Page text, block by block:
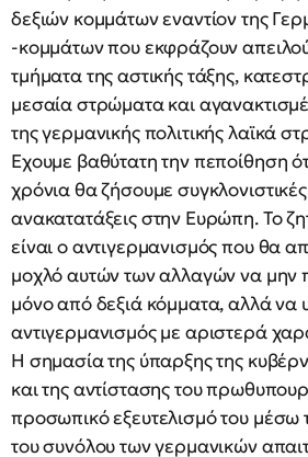
δεξιών κομμάτων εναντίον της
-κομμάτων που εκφράζουν
τμήματα της αστικής τάξης,
μεσαία στρώματα και
της γερμανικής πολιτικής λαϊκά
Εχουμε βαθύτατη την πεποίθηση
χρόνια θα ζήσουμε συγκλονιστικές
ανακατατάξεις στην Ευρώπη. Το
είναι ο αντιγερμανισμός που θα
μοχλό αυτών των αλλαγών να μην
μόνο από δεξιά κόμματα, αλλά να
αντιγερμανισμός με αριστερά
Η σημασία της ύπαρξης της
και της αντίστασης του
προσωπικό εξευτελισμό του μέσω
του συνόλου των γερμανικών